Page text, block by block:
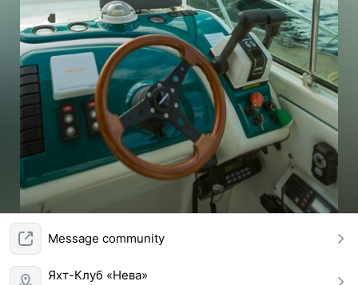
Message community
Яхт-Клуб «Нева»